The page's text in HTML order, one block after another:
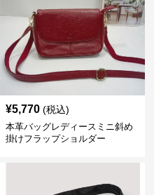
¥5,770 (税込)
本革バッグレディースミニ斜め
掛けフラップショルダー